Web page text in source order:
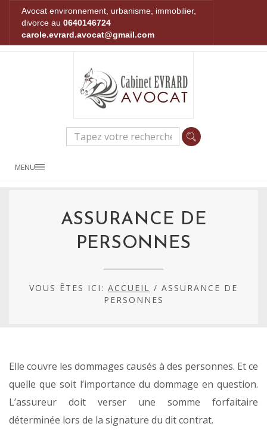
Avocat environnement, urbanisme, immobilier,
divorce au 0640146724
carole.evrard.avocat@gmail.com
MENU
ASSURANCE DE
PERSONNES
VOUS ÊTES ICI: ACCUEIL / ASSURANCE DE
PERSONNES
Elle couvre les dommages causés à des personnes. Et ce
quelle que soit l’importance du dommage en question.
L’assureur doit verser une somme forfaitaire
déterminée lors de la signature du dit contrat.